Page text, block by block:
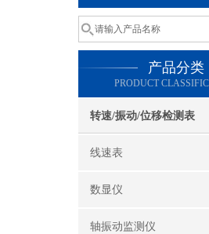
产品分类
PRODUCT
转速/振动/位移检测表
线速表
数显仪
轴振动监测仪